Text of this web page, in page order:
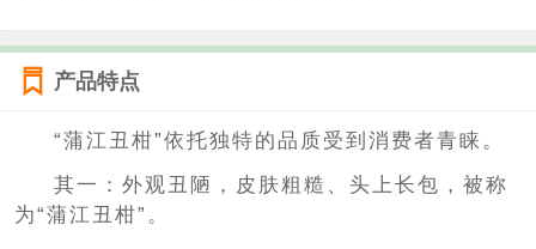
产品特点
“蒲江丑柑”依托独特的品质受到消费者青睐。
其一：外观丑陋，皮肤粗糙、头上长包，被称
为“蒲江丑柑”。